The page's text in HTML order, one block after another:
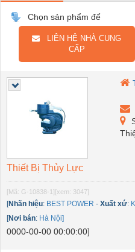
Chọn sản phẩm để
LIÊN HỆ NHÀ CUNG
CẤP
Thiết Bị Thủy Lực
[Mã: G-10838-1][xem: 3047]
[Nhãn hiệu: BEST POWER - Xuất xứ:
[Nơi bán: Hà Nội]
0000-00-00 00:00:00]